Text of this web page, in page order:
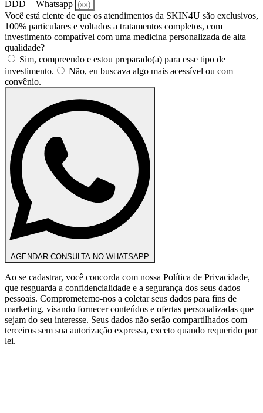
DDD + Whatsapp
Você está ciente de que os atendimentos da SKIN4U são exclusivos,
100% particulares e voltados a tratamentos completos, com
investimento compatível com uma medicina personalizada de alta
qualidade?
Sim, compreendo e estou preparado(a) para esse tipo de
investimento.
Não, eu buscava algo mais acessível ou com
convênio.
AGENDAR CONSULTA NO WHATSAPP
Ao se cadastrar, você concorda com nossa Política de Privacidade,
que resguarda a confidencialidade e a segurança dos seus dados
pessoais. Comprometemo-nos a coletar seus dados para fins de
marketing, visando fornecer conteúdos e ofertas personalizadas que
sejam do seu interesse. Seus dados não serão compartilhados com
terceiros sem sua autorização expressa, exceto quando requerido por
lei.